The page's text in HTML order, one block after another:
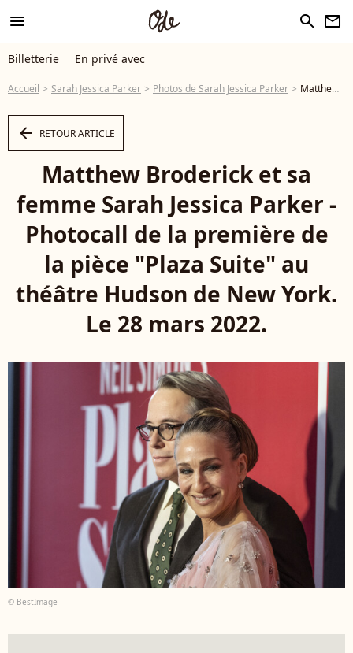
menu search newsletter
Billetterie En privé avec
Accueil Sarah Jessica Parker Photos de Sarah Jessica Parker Matthew Broderick et sa femme Sarah Jessica Parker - Photocall de la première de la pièce "Plaza Suite" au théâtre Hudson de New York. Le 28 mars 2022. - Photo
arrow_left RETOUR ARTICLE
Matthew Broderick et sa
femme Sarah Jessica Parker -
Photocall de la première de
la pièce "Plaza Suite" au
théâtre Hudson de New York.
Le 28 mars 2022.
© BestImage